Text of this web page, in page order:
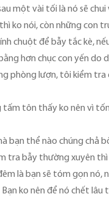
một vài tối là nó sẽ
ko nói, còn những
chuột để bẫy tắc kè,
hơn chục con yến
phòng lượn, tôi kiểm
tấm tôn thấy ko nên vì
bạn thể nào chúng
tra bẫy thường xuyên
là bạn sẽ tóm gọn
ko nên để nó chết